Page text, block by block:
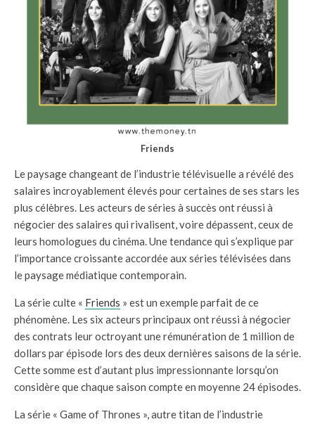
Friends
Le paysage changeant de l’industrie télévisuelle a révélé des
salaires incroyablement élevés pour certaines de ses stars les
plus célèbres. Les acteurs de séries à succès ont réussi à
négocier des salaires qui rivalisent, voire dépassent, ceux de
leurs homologues du cinéma. Une tendance qui s’explique par
l’importance croissante accordée aux séries télévisées dans
le paysage médiatique contemporain.
La série culte « Friends » est un exemple parfait de ce
phénomène. Les six acteurs principaux ont réussi à négocier
des contrats leur octroyant une rémunération de 1 million de
dollars par épisode lors des deux dernières saisons de la série.
Cette somme est d’autant plus impressionnante lorsqu’on
considère que chaque saison compte en moyenne 24 épisodes.
La série « Game of Thrones », autre titan de l’industrie